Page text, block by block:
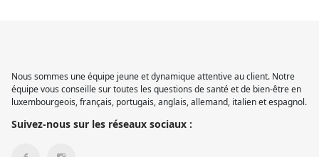
Nous sommes une équipe jeune et dynamique attentive au client. Notre
équipe vous conseille sur toutes les questions de santé et de bien-être en
luxembourgeois, français, portugais, anglais, allemand, italien et espagnol.
Suivez-nous sur les réseaux sociaux :